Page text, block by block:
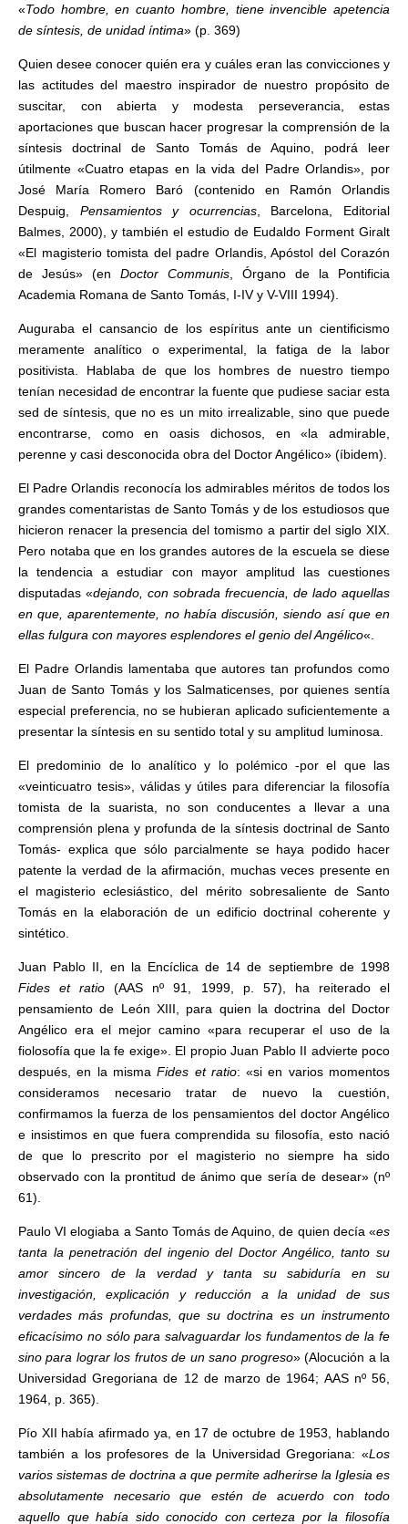
«Todo hombre, en cuanto hombre, tiene invencible apetencia
de síntesis, de unidad íntima» (p. 369)
Quien desee conocer quién era y cuáles eran las convicciones y
las actitudes del maestro inspirador de nuestro propósito de
suscitar, con abierta y modesta perseverancia, estas
aportaciones que buscan hacer progresar la comprensión de la
síntesis doctrinal de Santo Tomás de Aquino, podrá leer
útilmente «Cuatro etapas en la vida del Padre Orlandis», por
José María Romero Baró (contenido en Ramón Orlandis
Despuig, Pensamientos y ocurrencias, Barcelona, Editorial
Balmes, 2000), y también el estudio de Eudaldo Forment Giralt
«El magisterio tomista del padre Orlandis, Apóstol del Corazón
de Jesús» (en Doctor Communis , Órgano de la Pontificia
Academia Romana de Santo Tomás, I-IV y V-VIII 1994).
Auguraba el cansancio de los espíritus ante un cientificismo
meramente analítico o experimental, la fatiga de la labor
positivista. Hablaba de que los hombres de nuestro tiempo
tenían necesidad de encontrar la fuente que pudiese saciar esta
sed de síntesis, que no es un mito irrealizable, sino que puede
encontrarse, como en oasis dichosos, en «la admirable,
perenne y casi desconocida obra del Doctor Angélico» (íbidem).
El Padre Orlandis reconocía los admirables méritos de todos los
grandes comentaristas de Santo Tomás y de los estudiosos que
hicieron renacer la presencia del tomismo a partir del siglo XIX.
Pero notaba que en los grandes autores de la escuela se diese
la tendencia a estudiar con mayor amplitud las cuestiones
disputadas «dejando, con sobrada frecuencia, de lado aquellas
en que, aparentemente, no había discusión, siendo así que en
ellas fulgura con mayores esplendores el genio del Angélico«.
El Padre Orlandis lamentaba que autores tan profundos como
Juan de Santo Tomás y los Salmaticenses, por quienes sentía
especial preferencia, no se hubieran aplicado suficientemente a
presentar la síntesis en su sentido total y su amplitud luminosa.
El predominio de lo analítico y lo polémico -por el que las
«veinticuatro tesis», válidas y útiles para diferenciar la filosofía
tomista de la suarista, no son conducentes a llevar a una
comprensión plena y profunda de la síntesis doctrinal de Santo
Tomás- explica que sólo parcialmente se haya podido hacer
patente la verdad de la afirmación, muchas veces presente en
el magisterio eclesiástico, del mérito sobresaliente de Santo
Tomás en la elaboración de un edificio doctrinal coherente y
sintético.
Juan Pablo II, en la Encíclica de 14 de septiembre de 1998
Fides et ratio (AAS nº 91, 1999, p. 57), ha reiterado el
pensamiento de León XIII, para quien la doctrina del Doctor
Angélico era el mejor camino «para recuperar el uso de la
fiolosofía que la fe exige». El propio Juan Pablo II advierte poco
después, en la mismaFides et ratio: «si en varios momentos
consideramos necesario tratar de nuevo la cuestión,
confirmamos la fuerza de los pensamientos del doctor Angélico
e insistimos en que fuera comprendida su filosofía, esto nació
de que lo prescrito por el magisterio no siempre ha sido
observado con la prontitud de ánimo que sería de desear» (nº
61).
Paulo VI elogiaba a Santo Tomás de Aquino, de quien decía «es
tanta la penetración del ingenio del Doctor Angélico, tanto su
amor sincero de la verdad y tanta su sabiduría en su
investigación, explicación y reducción a la unidad de sus
verdades más profundas, que su doctrina es un instrumento
eficacísimo no sólo para salvaguardar los fundamentos de la fe
sino para lograr los frutos de un sano progreso» (Alocución a la
Universidad Gregoriana de 12 de marzo de 1964; AAS nº 56,
1964, p. 365).
Pío XII había afirmado ya, en 17 de octubre de 1953, hablando
también a los profesores de la Universidad Gregoriana: «Los
varios sistemas de doctrina a que permite adherirse la Iglesia es
absolutamente necesario que estén de acuerdo con todo
aquello que había sido conocido con certeza por la filosofía